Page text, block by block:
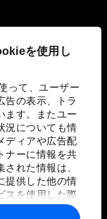
を使用し
って、ユーザー
告の表示、トラ
ます。またユー
況についても情
ディアや広告配
ナーに情報を共
れた情報は、
提供した他の情
スを使用した際
わされ、各パー